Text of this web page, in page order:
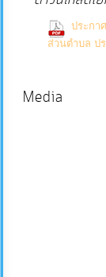
รู้
ประกา
ส่วนตำบล ป
Media